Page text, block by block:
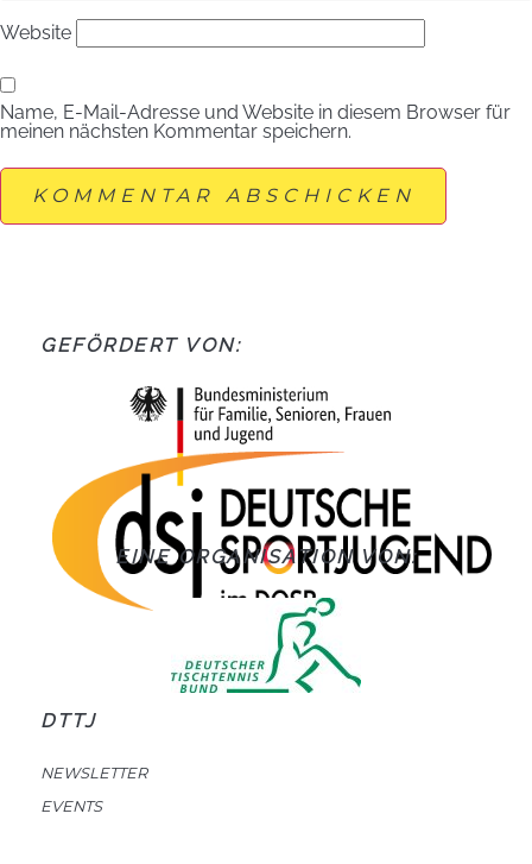
Website
Name, E-Mail-Adresse und Website in diesem Browser für
meinen nächsten Kommentar speichern.
GEFÖRDERT VON:
EINE ORGANISATION VON:
DTTJ
NEWSLETTER
EVENTS